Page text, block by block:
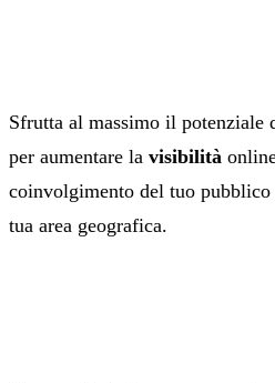
Sfrutta al massimo il potenziale
per aumentare la visibilità
coinvolgimento del tuo
tua area geografica.